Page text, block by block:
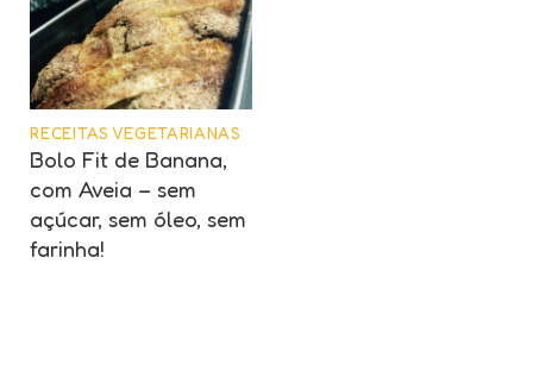
RECEITAS VEGETARIANAS
Bolo Fit de Banana,
com Aveia – sem
açúcar, sem óleo, sem
farinha!